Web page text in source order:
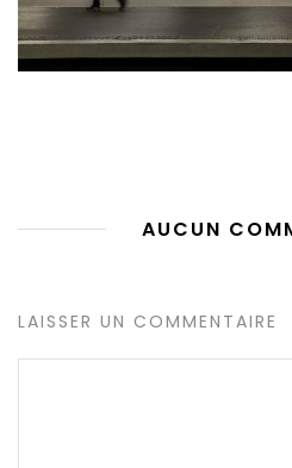
AUCUN
LAISSER UN COMMENTAIRE